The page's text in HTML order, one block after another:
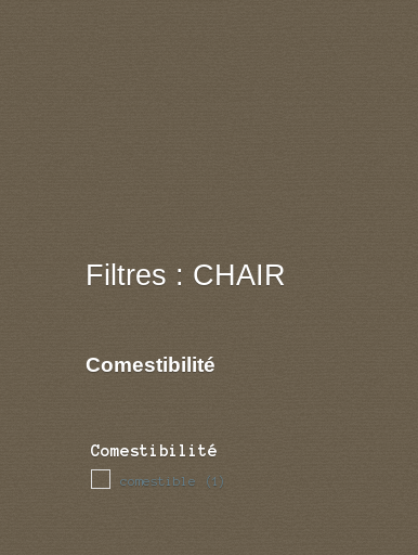
Filtres : CHAIR
Comestibilité
Comestibilité
comestible (1)